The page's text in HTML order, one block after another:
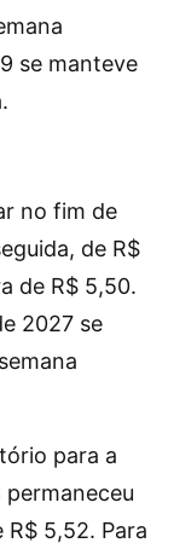
se manteve
no fim de
de R$
de R$ 5,50.
2027 se
para a
R$ 5,52. Para